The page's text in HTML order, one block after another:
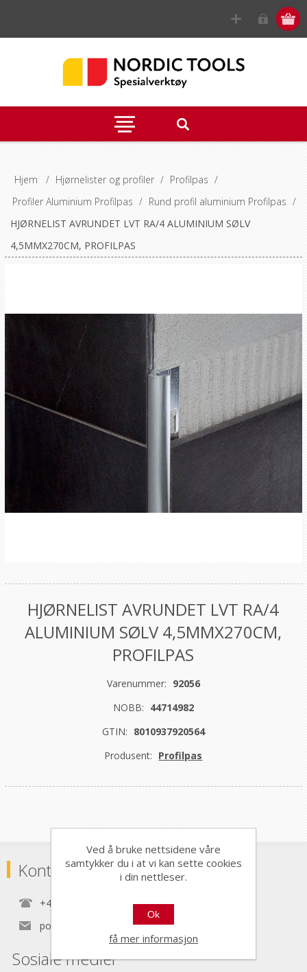
Hjem / Hjørnelister og profiler / Profilpas /
Profiler Aluminium Profilpas / Rund profil aluminium Profilpas /
HJØRNELIST AVRUNDET LVT RA/4 ALUMINIUM SØLV
4,5MMX270CM, PROFILPAS
HJØRNELIST AVRUNDET LVT RA/4
ALUMINIUM SØLV 4,5MMX270CM,
PROFILPAS
Varenummer: 92056
NOBB: 44714982
GTIN: 8010937920564
Produsent: Profilpas
Kontaktinformasjon
+47 22 30 40 70
post@nordictools.no
Sosiale medier
Ved å bruke nettsidene våre
samtykker du i at vi kan sette cookies
i din nettleser.
Ok
få mer informasjon